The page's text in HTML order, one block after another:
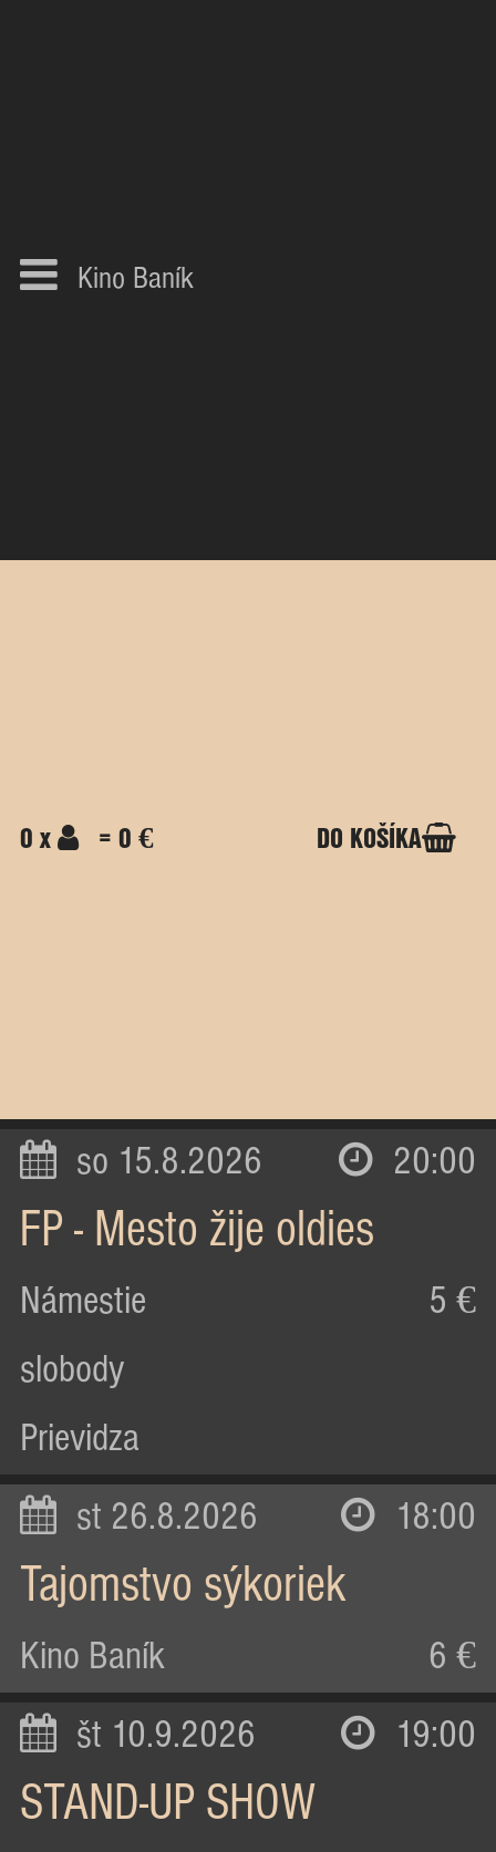
Kino Baník
0 x = 0 € DO KOŠÍKA
so 15.8.2026 20:00
FP - Mesto žije oldies
Námestie
slobody
Prievidza
5 €
st 26.8.2026 18:00
Tajomstvo sýkoriek
Kino Baník 6 €
št 10.9.2026 19:00
STAND-UP SHOW